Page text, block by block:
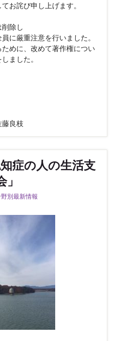
お詫び申し上げます。
除し
に厳重注意を行いました。
めに、改めて著作権につい
ました。
良枝
症の人の生活支
別最新情報